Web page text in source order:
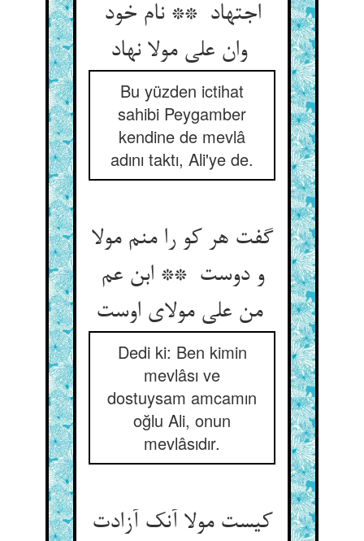
اجتهاد ** نام خود
وان علی مولا نهاد
Bu yüzden ictihat
sahibi Peygamber
kendine de mevlâ
adını taktı, Ali'ye de.
گفت هر کو را منم مولا
و دوست ** ابن عم
من علی مولای اوست
Dedi ki: Ben kimin
mevlâsı ve
dostuysam amcamın
oğlu Ali, onun
mevlâsıdır.
کیست مولا آنک آزادت